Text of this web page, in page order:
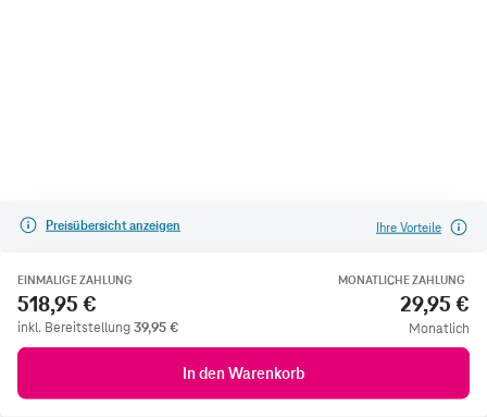
Preisübersicht anzeigen Ihre Vorteile
EINMALIGE ZAHLUNG
518,95 €
inkl. Bereitstellung39,95€
MONATLICHE ZAHLUNG
29,95 €
Monatlich
In den Warenkorb